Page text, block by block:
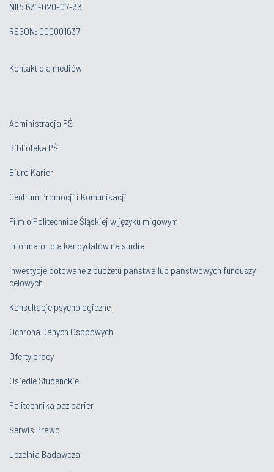
NIP: 631-020-07-36
REGON: 000001637
Kontakt dla mediów
Administracja PŚ
Biblioteka PŚ
Biuro Karier
Centrum Promocji i Komunikacji
Film o Politechnice Śląskiej w języku migowym
Informator dla kandydatów na studia
Inwestycje dotowane z budżetu państwa lub państwowych funduszy
celowych
Konsultacje psychologiczne
Ochrona Danych Osobowych
Oferty pracy
Osiedle Studenckie
Politechnika bez barier
Serwis Prawo
Uczelnia Badawcza